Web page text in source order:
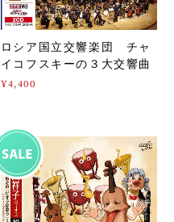
ロシア国立交響楽団 チャ
イコフスキーの３大交響曲
¥4,400